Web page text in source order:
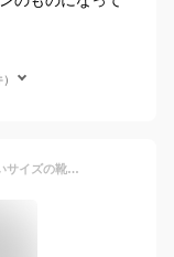
インソール 【楽天ランキング第1位】大きいサイズの靴にも対応！ 衝撃吸収 疲れにくい 靴 中敷き 中敷 なかじき 足が痛い 疲れ 防止 かかと メンズ レディース 男性用 サイズ調整 大きめ 29cm 偏平足 扁平足 靴底 スニーカー ブーツ スポーツ 登山 立ち仕事 長靴 安全靴 特大